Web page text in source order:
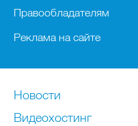
Правообладателям
Реклама на сайте
Новости
Видеохостинг